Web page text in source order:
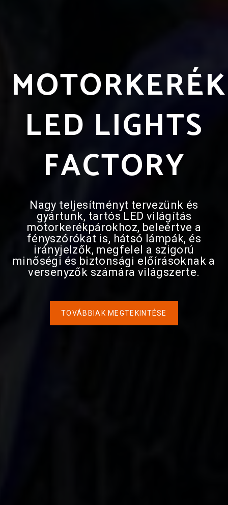
LED LIGHTS
FACTORY
Nagy teljesítményt tervezünk és
gyártunk, tartós LED világítás
motorkerékpárokhoz, beleértve a
fényszórókat is, hátsó lámpák, és
irányjelzők, megfelel a szigorú
minőségi és biztonsági előírásoknak a
versenyzők számára világszerte.
TOVÁBBIAK MEGTEKINTÉSE